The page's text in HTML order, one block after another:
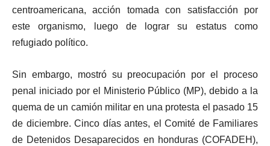
centroamericana, acción tomada con satisfacción por
este organismo, luego de lograr su estatus como
refugiado político.
Sin embargo, mostró su preocupación por el proceso
penal iniciado por el Ministerio Público (MP), debido a la
quema de un camión militar en una protesta el pasado 15
de diciembre. Cinco días antes, el Comité de Familiares
de Detenidos Desaparecidos en honduras (COFADEH),